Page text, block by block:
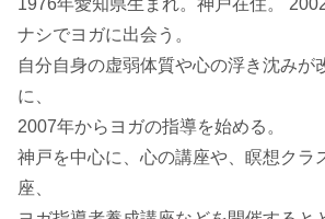
1976年愛知県生まれ。神戸在住。
ナシでヨガに出会う。
自分自身の虚弱体質や心の浮き沈みが
に、
2007年からヨガの指導を始める。
神戸を中心に、心の講座や、瞑想クラ
座、